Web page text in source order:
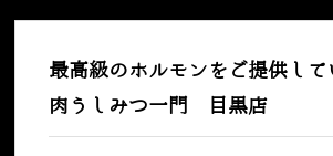
最高級のホルモンをご提供し
肉うしみつ一門 目黒店